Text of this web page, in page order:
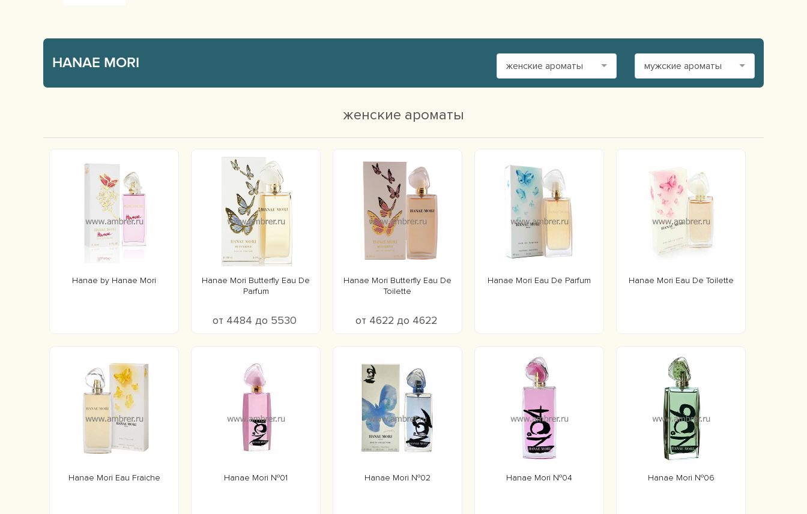
HANAE MORI мужские ароматы
женские ароматы
женские ароматы
Hanae by Hanae Mori
Hanae Mori Butterfly Eau De
Parfum
от 4484 до 5530
Hanae Mori Butterfly Eau De
Toilette
от 4622 до 4622
Hanae Mori Eau De Parfum Hanae Mori Eau De Toilette
Hanae Mori Eau Fraiche Hanae Mori №01 Hanae Mori №02 Hanae Mori №04 Hanae Mori №06